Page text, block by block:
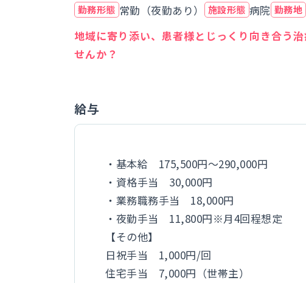
勤務形態 常勤（夜勤あり） 施設形態 病院 勤務地
地域に寄り添い、患者様とじっくり向き合う
せんか？
給与
・基本給 175,500円～290,000円
・資格手当 30,000円
・業務職務手当 18,000円
・夜勤手当 11,800円※月4回程想定
【その他】
日祝手当 1,000円/回
住宅手当 7,000円（世帯主）